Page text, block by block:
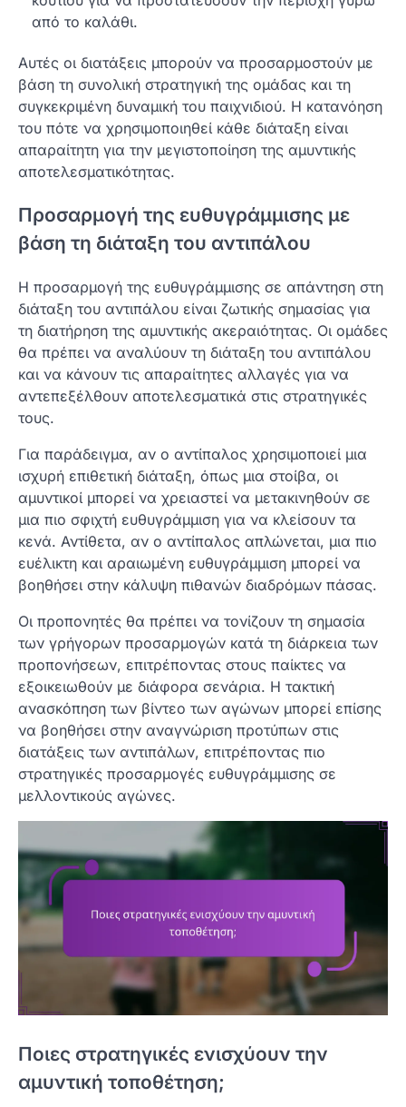
από το καλάθι.
Αυτές οι διατάξεις μπορούν να προσαρμοστούν με
βάση τη συνολική στρατηγική της ομάδας και τη
συγκεκριμένη δυναμική του παιχνιδιού. Η κατανόηση
του πότε να χρησιμοποιηθεί κάθε διάταξη είναι
απαραίτητη για την μεγιστοποίηση της αμυντικής
αποτελεσματικότητας.
Προσαρμογή της ευθυγράμμισης με
βάση τη διάταξη του αντιπάλου
Η προσαρμογή της ευθυγράμμισης σε απάντηση στη
διάταξη του αντιπάλου είναι ζωτικής σημασίας για
τη διατήρηση της αμυντικής ακεραιότητας. Οι ομάδες
θα πρέπει να αναλύουν τη διάταξη του αντιπάλου
και να κάνουν τις απαραίτητες αλλαγές για να
αντεπεξέλθουν αποτελεσματικά στις στρατηγικές
τους.
Για παράδειγμα, αν ο αντίπαλος χρησιμοποιεί μια
ισχυρή επιθετική διάταξη, όπως μια στοίβα, οι
αμυντικοί μπορεί να χρειαστεί να μετακινηθούν σε
μια πιο σφιχτή ευθυγράμμιση για να κλείσουν τα
κενά. Αντίθετα, αν ο αντίπαλος απλώνεται, μια πιο
ευέλικτη και αραιωμένη ευθυγράμμιση μπορεί να
βοηθήσει στην κάλυψη πιθανών διαδρόμων πάσας.
Οι προπονητές θα πρέπει να τονίζουν τη σημασία
των γρήγορων προσαρμογών κατά τη διάρκεια των
προπονήσεων, επιτρέποντας στους παίκτες να
εξοικειωθούν με διάφορα σενάρια. Η τακτική
ανασκόπηση των βίντεο των αγώνων μπορεί επίσης
να βοηθήσει στην αναγνώριση προτύπων στις
διατάξεις των αντιπάλων, επιτρέποντας πιο
στρατηγικές προσαρμογές ευθυγράμμισης σε
μελλοντικούς αγώνες.
Ποιες στρατηγικές ενισχύουν την
αμυντική τοποθέτηση;